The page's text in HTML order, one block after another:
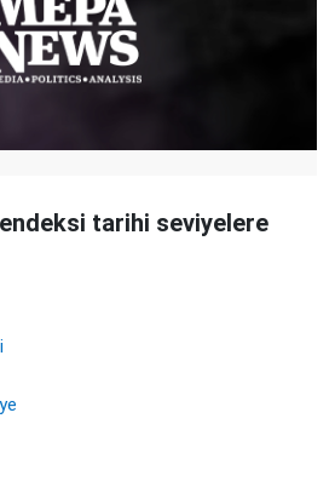
tarihi seviyelere